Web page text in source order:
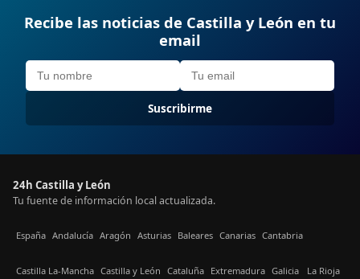
Recibe las noticias de Castilla y León en tu
email
Suscribirme
24h Castilla y León
Tu fuente de información local actualizada.
España Andalucía Aragón Asturias Baleares Canarias Cantabria
Castilla La-Mancha Castilla y León Cataluña Extremadura Galicia La Rioja